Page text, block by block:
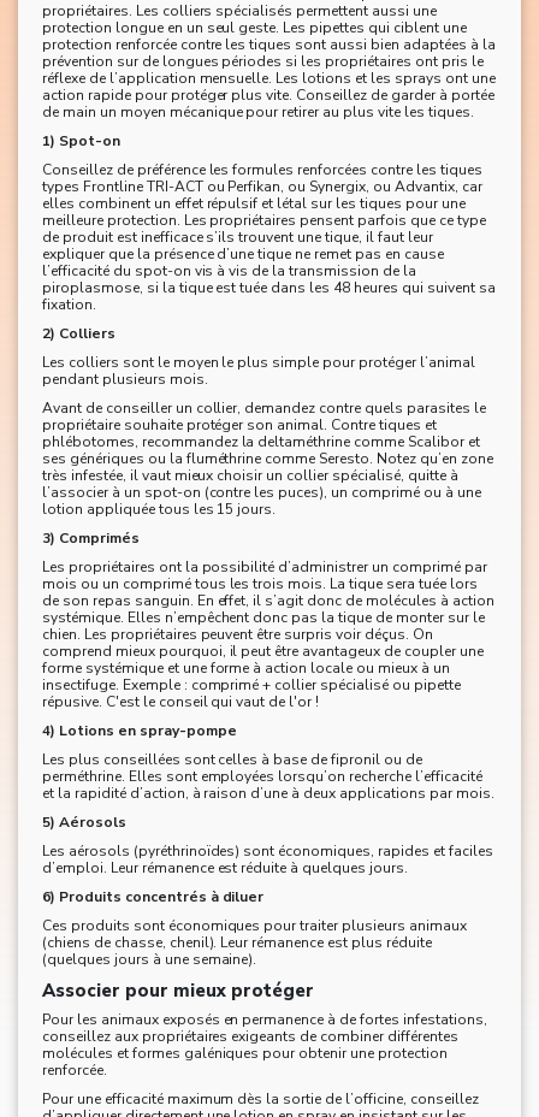
propriétaires. Les colliers spécialisés permettent aussi une
protection longue en un seul geste. Les pipettes qui ciblent une
protection renforcée contre les tiques sont aussi bien adaptées à la
prévention sur de longues périodes si les propriétaires ont pris le
réflexe de l’application mensuelle. Les lotions et les sprays ont une
action rapide pour protéger plus vite. Conseillez de garder à portée
de main un moyen mécanique pour retirer au plus vite les tiques.
1) Spot-on
Conseillez de préférence les formules renforcées contre les tiques
types Frontline TRI-ACT ou Perfikan, ou Synergix, ou Advantix, car
elles combinent un effet répulsif et létal sur les tiques pour une
meilleure protection. Les propriétaires pensent parfois que ce type
de produit est inefficace s’ils trouvent une tique, il faut leur
expliquer que la présence d’une tique ne remet pas en cause
l’efficacité du spot-on vis à vis de la transmission de la
piroplasmose, si la tique est tuée dans les 48 heures qui suivent sa
fixation.
2) Colliers
Les colliers sont le moyen le plus simple pour protéger l’animal
pendant plusieurs mois.
Avant de conseiller un collier, demandez contre quels parasites le
propriétaire souhaite protéger son animal. Contre tiques et
phlébotomes, recommandez la deltaméthrine comme Scalibor et
ses génériques ou la fluméthrine comme Seresto. Notez qu’en zone
très infestée, il vaut mieux choisir un collier spécialisé, quitte à
l’associer à un spot-on (contre les puces), un comprimé ou à une
lotion appliquée tous les 15 jours.
3) Comprimés
Les propriétaires ont la possibilité d’administrer un comprimé par
mois ou un comprimé tous les trois mois. La tique sera tuée lors
de son repas sanguin. En effet, il s’agit donc de molécules à action
systémique. Elles n’empêchent donc pas la tique de monter sur le
chien. Les propriétaires peuvent être surpris voir déçus. On
comprend mieux pourquoi, il peut être avantageux de coupler une
forme systémique et une forme à action locale ou mieux à un
insectifuge. Exemple : comprimé + collier spécialisé ou pipette
répusive. C'est le conseil qui vaut de l'or !
4) Lotions en spray-pompe
Les plus conseillées sont celles à base de fipronil ou de
perméthrine. Elles sont employées lorsqu’on recherche l’efficacité
et la rapidité d’action, à raison d’une à deux applications par mois.
5) Aérosols
Les aérosols (pyréthrinoïdes) sont économiques, rapides et faciles
d’emploi. Leur rémanence est réduite à quelques jours.
6) Produits concentrés à diluer
Ces produits sont économiques pour traiter plusieurs animaux
(chiens de chasse, chenil). Leur rémanence est plus réduite
(quelques jours à une semaine).
Associer pour mieux protéger
Pour les animaux exposés en permanence à de fortes infestations,
conseillez aux propriétaires exigeants de combiner différentes
molécules et formes galéniques pour obtenir une protection
renforcée.
Pour une efficacité maximum dès la sortie de l’officine, conseillez